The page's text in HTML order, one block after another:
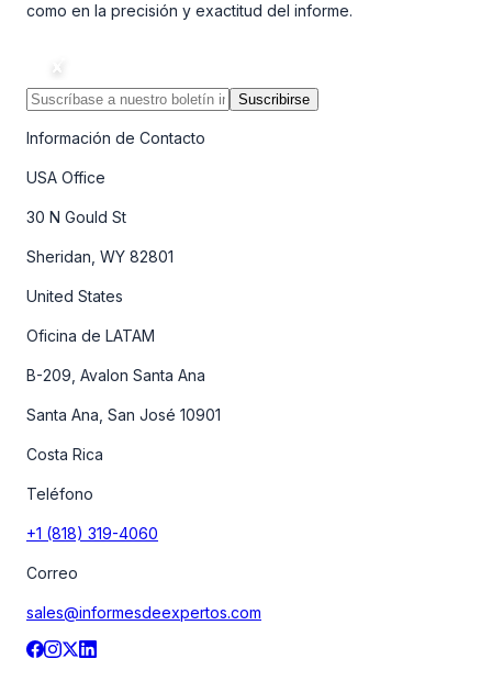
como en la precisión y exactitud del informe.
Suscribirse
Información de Contacto
USA Office
30 N Gould St
Sheridan, WY 82801
United States
Oficina de LATAM
B-209, Avalon Santa Ana
Santa Ana, San José 10901
Costa Rica
Teléfono
+1 (818) 319-4060
Correo
sales@informesdeexpertos.com